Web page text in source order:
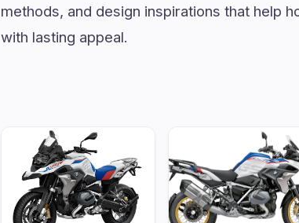
methods, and design inspirations that help
with lasting appeal.